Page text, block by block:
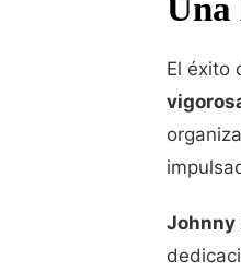
Una
El éxito
Johnny